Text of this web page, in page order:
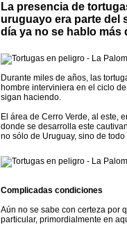
La presencia de
uruguayo era parte del
día ya no se hablo más
Durante miles de años, las
hombre interviniera en el ciclo
sigan haciendo.
El área de Cerro Verde, al este,
donde se desarrolla este
no sólo de Uruguay, sino de
Complicadas condiciones
Aún no se sabe con certeza por
particular, primordialmente en